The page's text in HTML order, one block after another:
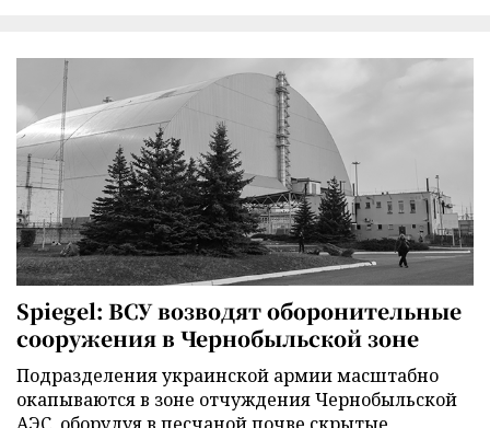
Spiegel: ВСУ возводят оборонительные
сооружения в Чернобыльской зоне
Подразделения украинской армии масштабно
окапываются в зоне отчуждения Чернобыльской
АЭС, оборудуя в песчаной почве скрытые